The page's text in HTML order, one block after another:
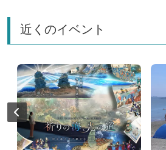
近くのイベント